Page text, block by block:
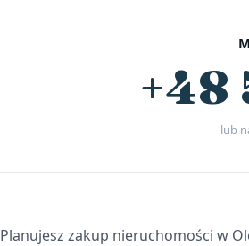
+48
lub
Planujesz zakup nieruchomości w